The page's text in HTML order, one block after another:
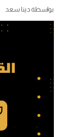
بواسطةدينا سعد